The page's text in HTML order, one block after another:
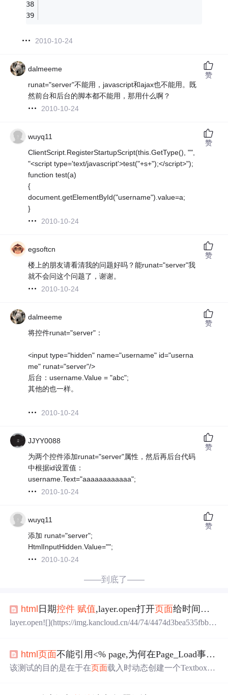
2010-10-24
dalmeeme
runat="server"不能用，javascript和ajax也不能用。既
然前台和后台的脚本都不能用，那用什么啊？
2010-10-24
赞
wuyq11
ClientScript.RegisterStartupScript(this.GetType(), "",
"<script type='text/javascript'>test("+s+");</script>");
function test(a)
{
document.getElementById("username").value=a;
}
2010-10-24
赞
egsoftcn
楼上的朋友请看清我的问题好吗？能runat="server"我
就不会问这个问题了，谢谢。
2010-10-24
赞
dalmeeme
将控件runat="server"：
<input type="hidden" name="username" id="userna
me" runat="server"/>
后台：username.Value = "abc";
其他的也一样。
2010-10-24
赞
JJYY0088
为两个控件添加runat="server"属性，然后再后台代码
中根据id设置值：
username.Text="aaaaaaaaaaaa";
2010-10-24
赞
wuyq11
添加 runat="server";
HtmlInputHidden.Value="";
2010-10-24
赞
——到底了——
html 日期控件 赋值,layer.open打开页面给时间 控件
layer.open![](https://img.kancloud.cn/44/74/4474d3bea535fbb8a
5.png)解决方法```~~~layer.open({...
html页面不能引用<% page,为何在Page_Load事件中动态添加
该测试的目的是在于在页面载入时动态创建一个Textbox空